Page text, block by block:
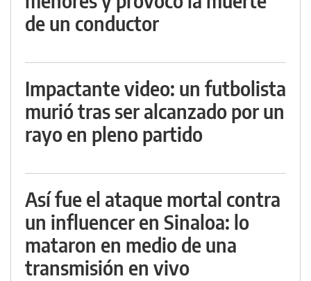
de un conductor
Impactante video: un futbolista
murió tras ser alcanzado por un
rayo en pleno partido
Así fue el ataque mortal contra
un influencer en Sinaloa: lo
mataron en medio de una
transmisión en vivo